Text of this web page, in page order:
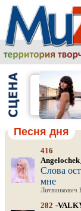
Песня дня
416
Слова
мне
Литвинкович
282 -